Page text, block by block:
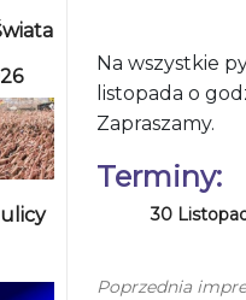
Na wszystkie
listopada o
Zapraszamy.
Terminy:
30
Poprzednia